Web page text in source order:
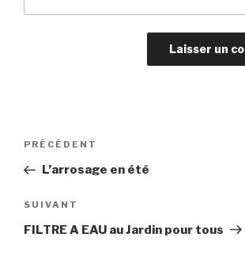
Navigation
l’article
Article
précédent
PRÉCÉDENT
L’arrosage en été
Article
suivant
SUIVANT
FILTRE A EAU au Jardin pour tous